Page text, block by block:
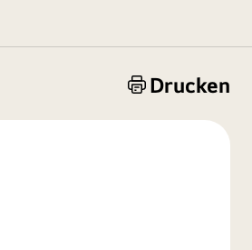
Drucken